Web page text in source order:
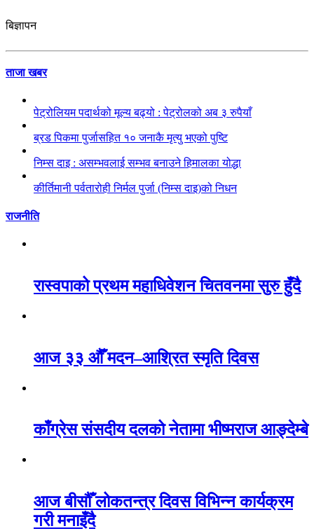
बिज्ञापन
ताजा खबर
पेट्रोलियम पदार्थको मूल्य बढ्यो : पेट्रोलको अब ३ रुपैयाँ
ब्रड पिकमा पुर्जासहित १० जनाकै मृत्यु भएको पुष्टि
निम्स दाइ : असम्भवलाई सम्भव बनाउने हिमालका योद्धा
कीर्तिमानी पर्वतारोही निर्मल पुर्जा (निम्स दाइ)को निधन
राजनीति
रास्वपाको प्रथम महाधिवेशन चितवनमा सुरु हुँदै
आज ३३ औँ मदन–आश्रित स्मृति दिवस
काँग्रेस संसदीय दलको नेतामा भीष्मराज आङ्देम्बे
आज बीसौँ लोकतन्त्र दिवस विभिन्न कार्यक्रम
गरी मनाइँदै